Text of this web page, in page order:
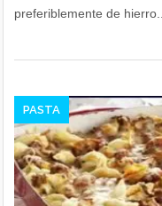
preferiblemente de hierro...
PASTA